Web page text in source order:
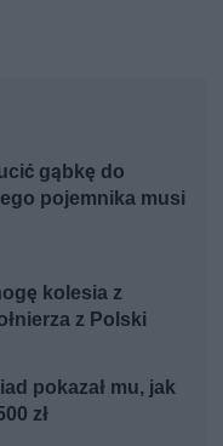
gąbkę do
pojemnika musi
kolesia z
z Polski
pokazał mu, jak
zł